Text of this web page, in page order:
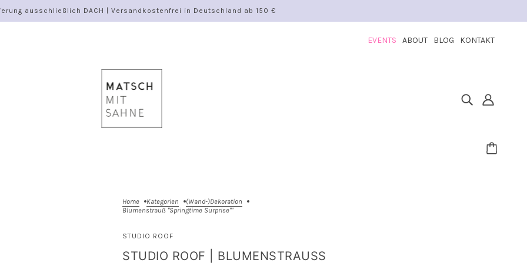
ausschließlich DACH | Versandkostenfrei in Deutschland ab 150 €
EVENTS ABOUT BLOG KONTAKT
Home Kategorien
(Wand-)Dekoration
Blumenstrauß "Springtime Surprise""
STUDIO ROOF
STUDIO ROOF | BLUMENSTRAUSS "